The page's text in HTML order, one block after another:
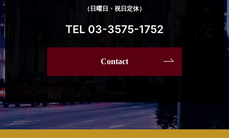
（日曜日・祝日定休）
TEL 03-3575-1752
Contact